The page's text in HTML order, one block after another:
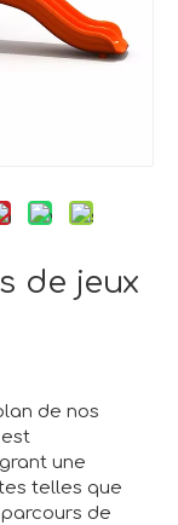
de jeux
de nos
une
telles que
de